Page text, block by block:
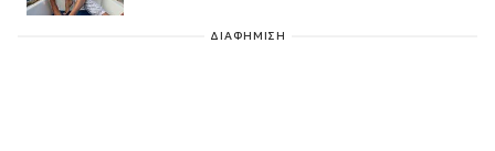
ΔΙΑΦΗΜΙΣΗ